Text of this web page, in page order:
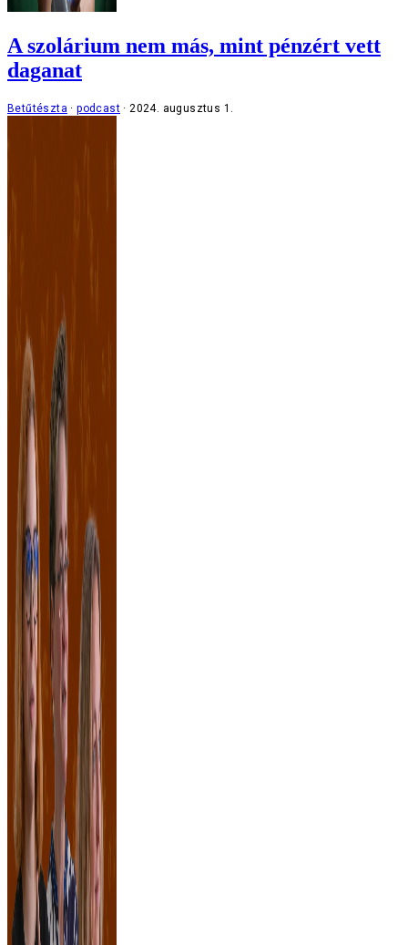
A szolárium nem más, mint pénzért vett
daganat
Betűtészta podcast 2024. augusztus 1.